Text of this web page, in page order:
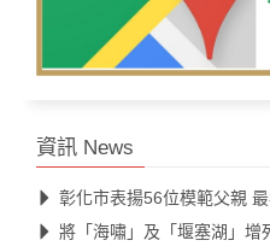
資訊 News
彰化市表揚56位模範父親
將「海嘯」及「堰塞湖」增